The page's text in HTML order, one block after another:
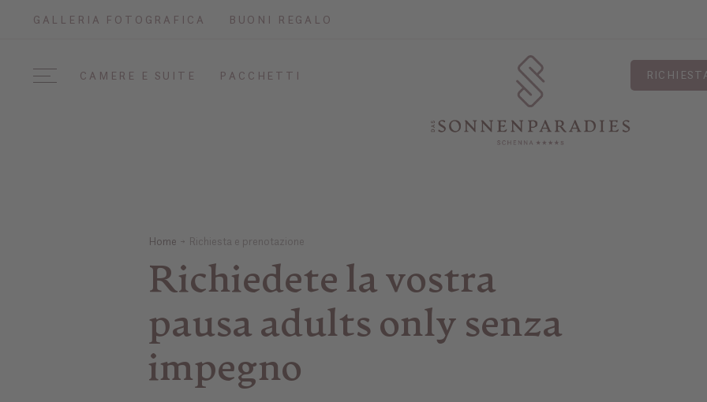
GALLERIA FOTOGRAFICA BUONI REGALO
CAMERE E SUITE PACCHETTI
Home Richiesta e prenotazione
Richiedete la vostra
pausa adults only senza
impegno